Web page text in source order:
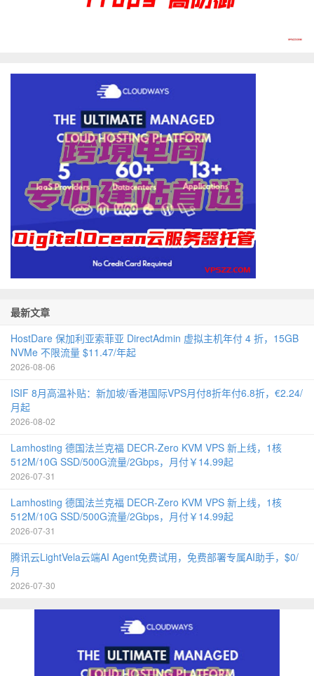
最新文章
HostDare 保加利亚索菲亚 DirectAdmin 虚拟主机年付 4 折，15GB
NVMe 不限流量 $11.47/年起
2026-08-06
ISIF 8月高温补贴：新加坡/香港国际VPS月付8折年付6.8折，€2.24/
月起
2026-08-02
Lamhosting 德国法兰克福 DECR-Zero KVM VPS 新上线，1核
512M/10G SSD/500G流量/2Gbps，月付￥14.99起
2026-07-31
Lamhosting 德国法兰克福 DECR-Zero KVM VPS 新上线，1核
512M/10G SSD/500G流量/2Gbps，月付￥14.99起
2026-07-31
腾讯云LightVela云端AI Agent免费试用，免费部署专属AI助手，$0/
月
2026-07-30